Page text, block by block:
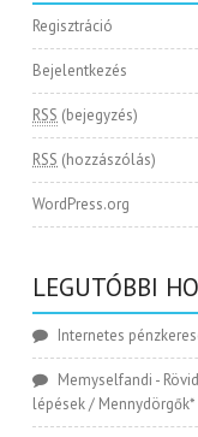
Regisztráció
Bejelentkezés
RSS (bejegyzés)
RSS (hozzászólás)
WordPress.org
LEGUTÓBBI
Internetes
Memyselfandi -
lépések / Mennydörgők*